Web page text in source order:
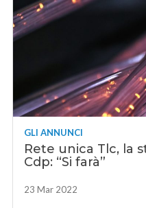
GLI ANNUNCI
Rete unica Tlc, la
Cdp: “Si farà”
23 Mar 2022